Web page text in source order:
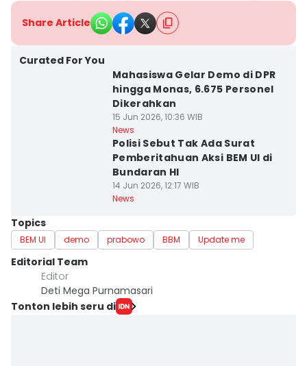
Share Article
Curated For You
Mahasiswa Gelar Demo di DPR
hingga Monas, 6.675 Personel
Dikerahkan
15 Jun 2026, 10:36 WIB
News
Polisi Sebut Tak Ada Surat
Pemberitahuan Aksi BEM UI di
Bundaran HI
14 Jun 2026, 12:17 WIB
News
Topics
BEM UI demo prabowo BBM Update me
Editorial Team
Editor
Deti Mega Purnamasari
Tonton lebih seru di